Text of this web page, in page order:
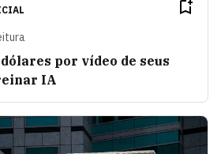
por vídeo de seus
IA